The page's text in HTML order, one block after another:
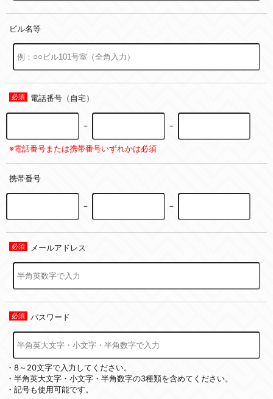
ビル名等
電話番号（自宅）
－ －
※電話番号または携帯番号いずれかは必須
携帯番号
－ －
メールアドレス
パスワード
・8～20文字で入力してください。
・半角英大文字・小文字・半角数字の3種類を含めてください。
・記号も使用可能です。